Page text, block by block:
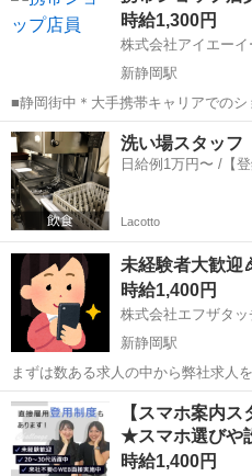
す♪ 個人ノルマ(目標)が...
時給1,300円
株式会社アイエーイ
新静岡駅
■静岡街中＊大手携帯キャリアでのショ
間→1～3ヶ月あり、業界についての
からゆっくりと教育がありますので
す♪ 個人ノルマ(目標)が...
静岡 静岡市 新静岡駅
洗い場スタッフ
日給例1万円〜 /【
Lacotto
未経験者大歓迎
時給1,400円
株式会社エフザタッ
新静岡駅
まずは数ある求人の中から弊社求人
ざいます⭕ 弊社静岡県内での事業拡大に伴い募集をすることになりし
ま🎉🎉 お仕事の内容は家電量販店、携帯ショップ、商業施設にてスマ
ホやインターネットサー...
静岡 新静岡駅 携
【スマホ案内
★スマホ選びや
時給1,400円